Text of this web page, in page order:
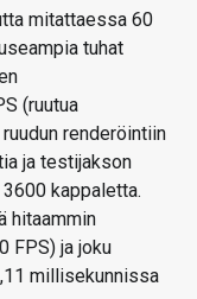
mitattaessa 60
tuhat
(ruutua
renderöintiin
ja testijakson
kappaletta.
hitaammin
FPS) ja joku
millisekunnissa